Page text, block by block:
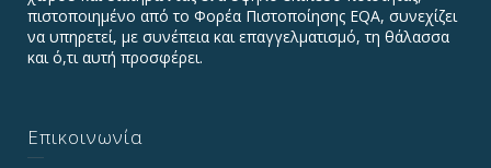
πιστοποιημένο από το Φορέα Πιστοποίησης EQA, συνεχίζει
να υπηρετεί, με συνέπεια και επαγγελματισμό, τη θάλασσα
και ό,τι αυτή προσφέρει.
Επικοινωνία